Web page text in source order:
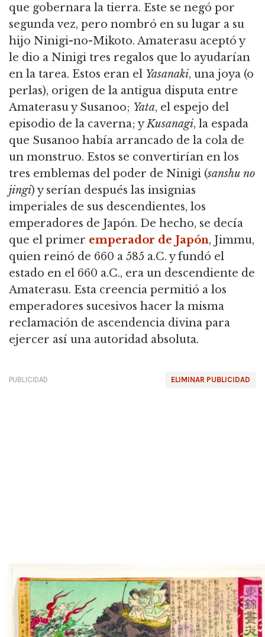
que gobernara la tierra. Este se negó por
segunda vez, pero nombró en su lugar a su
hijo Ninigi-no-Mikoto. Amaterasu aceptó y
le dio a Ninigi tres regalos que lo ayudarían
en la tarea. Estos eran el Yasanaki, una joya (o
perlas), origen de la antigua disputa entre
Amaterasu y Susanoo; Yata, el espejo del
episodio de la caverna; yKusanagi, la espada
que Susanoo había arrancado de la cola de
un monstruo. Estos se convertirían en los
tres emblemas del poder de Ninigi (sanshu no
jingi) y serían después las insignias
imperiales de sus descendientes, los
emperadores de Japón. De hecho, se decía
que el primer emperador de Japón, Jimmu,
quien reinó de 660 a 585 a.C. y fundó el
estado en el 660 a.C., era un descendiente de
Amaterasu. Esta creencia permitió a los
emperadores sucesivos hacer la misma
reclamación de ascendencia divina para
ejercer así una autoridad absoluta.
ELIMINAR PUBLICIDAD
PUBLICIDAD